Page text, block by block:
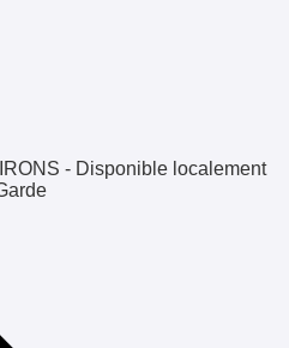
- Disponible localement